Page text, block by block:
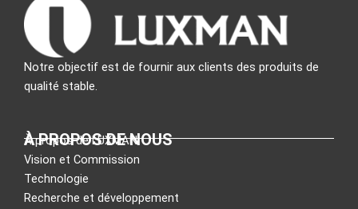
Notre objectif est de fournir aux clients des produits de
qualité stable.
À PROPOS DE NOUS
À propos de LUXMAN
Vision et Commission
Technologie
Recherche et développement